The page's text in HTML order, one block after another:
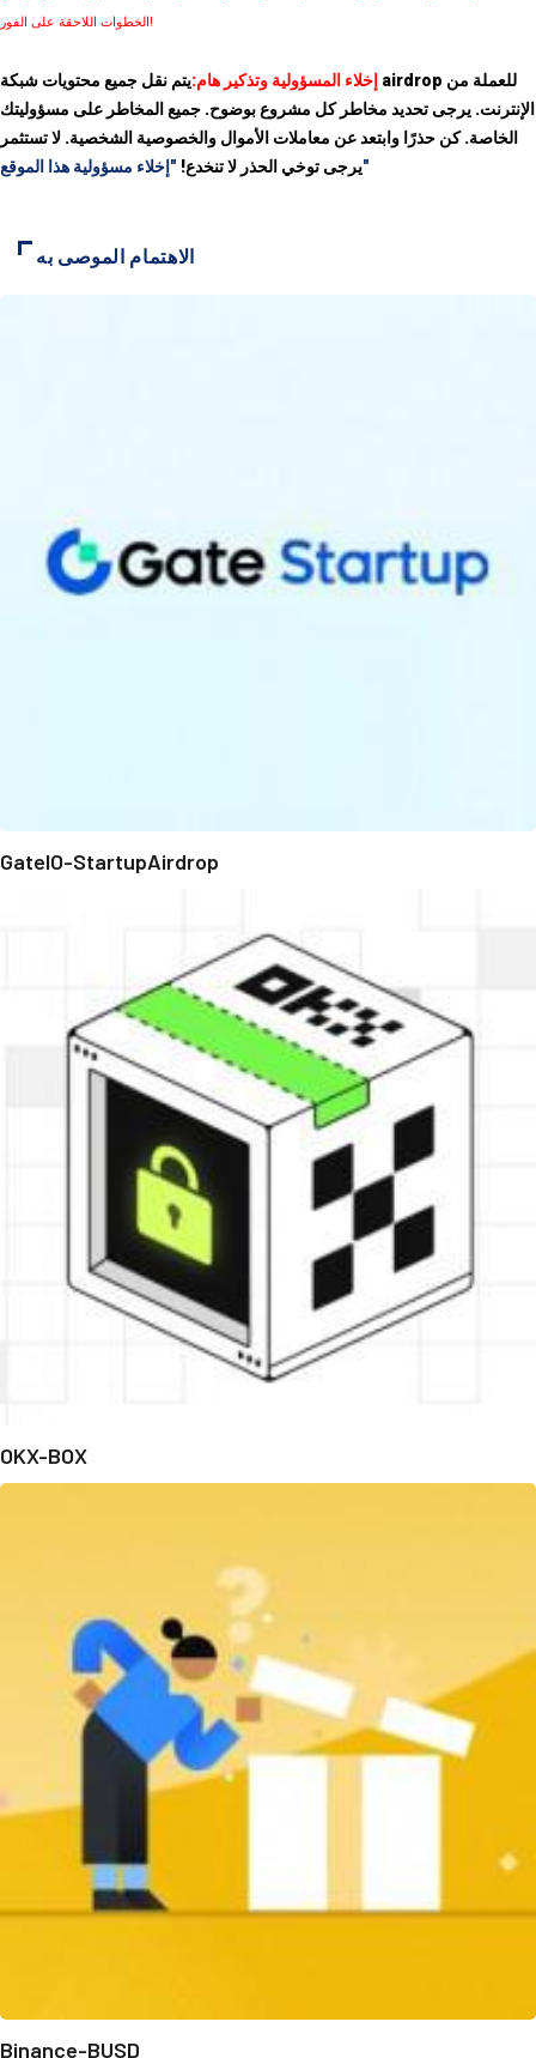
الخطوات اللاحقة على الفور!
إخلاء المسؤولية وتذكير هام:يتم نقل جميع محتويات شبكة airdrop للعملة من
الإنترنت. يرجى تحديد مخاطر كل مشروع بوضوح. جميع المخاطر على مسؤوليتك
الخاصة. كن حذرًا وابتعد عن معاملات الأموال والخصوصية الشخصية. لا تستثمر
يرجى توخي الحذر لا تنخدع!"إخلاء مسؤولية هذا الموقع"
الاهتمام الموصى به
GateIO-StartupAirdrop
OKX-BOX
Binance-BUSD